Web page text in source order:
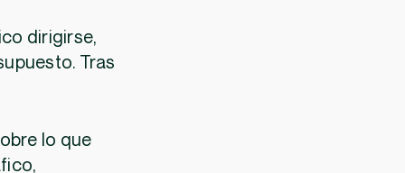
dirigirse,
Tras
lo que